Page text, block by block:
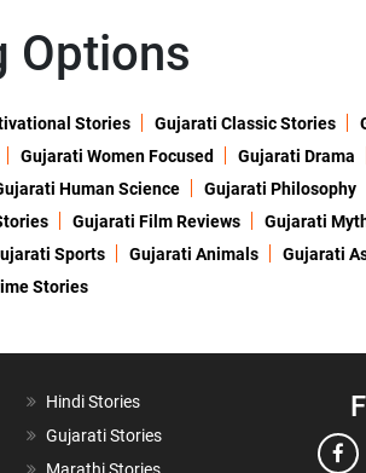
Options
Stories Gujarati Classic Stories
Gujarati Women Focused Gujarati Drama
Human Science Gujarati Philosophy
Gujarati Film Reviews
Gujarati
Sports Gujarati Animals Gujarati
Stories
Hindi Stories
Gujarati Stories